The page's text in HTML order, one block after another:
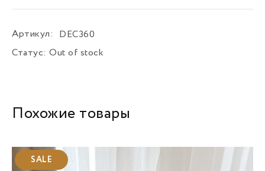
Артикул:
DEC360
Статус: Out of stock
Похожие товары
SALE